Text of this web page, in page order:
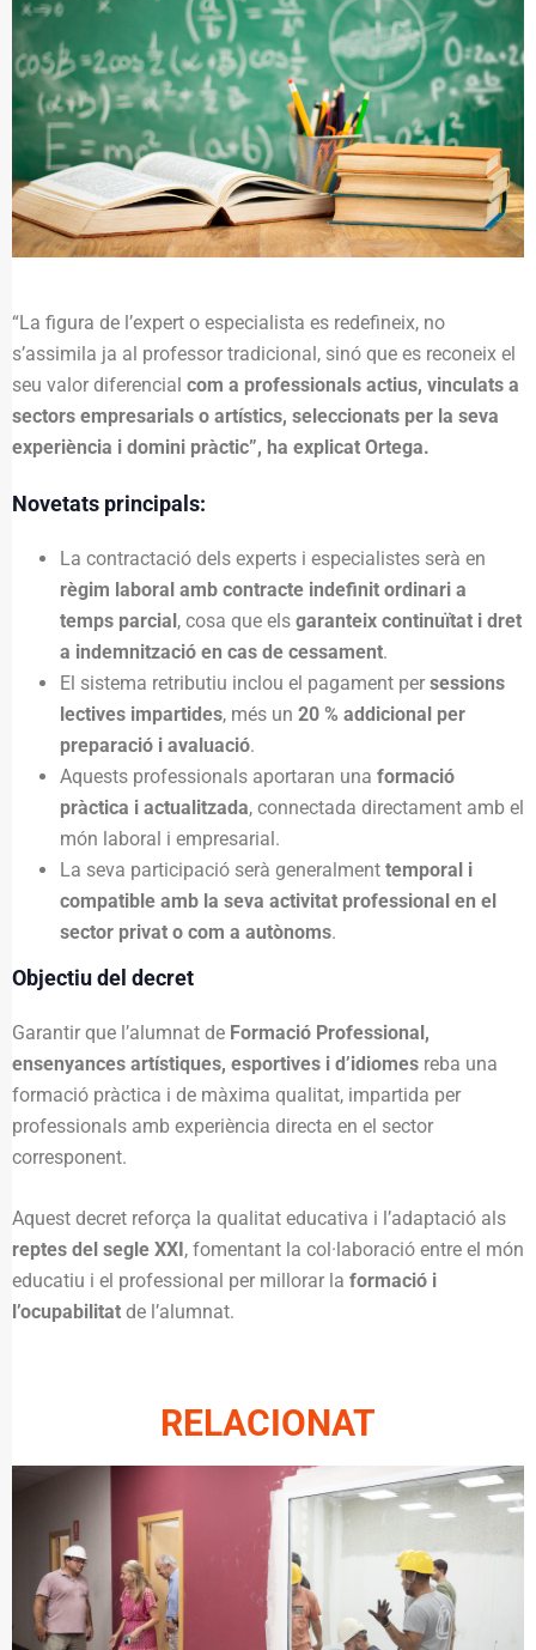
“La figura de l’expert o especialista es redefineix, no
s’assimila ja al professor tradicional, sinó que es reconeix el
seu valor diferencial com a professionals actius, vinculats a
sectors empresarials o artístics, seleccionats per la seva
experiència i domini pràctic”, ha explicat Ortega.
Novetats principals:
La contractació dels experts i especialistes serà en
règim laboral amb contracte indefinit ordinari a
temps parcial, cosa que els garanteix continuïtat i dret
a indemnització en cas de cessament.
El sistema retributiu inclou el pagament per sessions
lectives impartides, més un 20 % addicional per
preparació i avaluació.
Aquests professionals aportaran una formació
pràctica i actualitzada, connectada directament amb el
món laboral i empresarial.
La seva participació serà generalment temporal i
compatible amb la seva activitat professional en el
sector privat o com a autònoms.
Objectiu del decret
Garantir que l’alumnat de Formació Professional,
ensenyances artístiques, esportives i d’idiomes reba una
formació pràctica i de màxima qualitat, impartida per
professionals amb experiència directa en el sector
corresponent.
Aquest decret reforça la qualitat educativa i l’adaptació als
reptes del segle XXI, fomentant la col·laboració entre el món
educatiu i el professional per millorar la formació i
l’ocupabilitat de l’alumnat.
RELACIONAT